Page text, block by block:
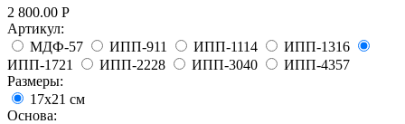
2 800.00 Р
Артикул:
МДФ-57
ИПП-911 ИПП-1114
ИПП-1316
ИПП-1721
ИПП-2228 ИПП-3040
ИПП-4357
Размеры:
17х21 см
Основа: